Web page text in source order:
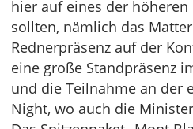
hier auf eines der höheren
sollten, nämlich das
Rednerpräsenz auf der
eine große Standpräsenz
und die Teilnahme an der
Night, wo auch die